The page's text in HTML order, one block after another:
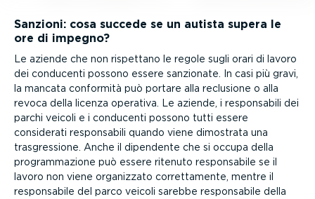
Sanzioni: cosa succede se un autista supera le
ore di impegno?
Le aziende che non rispettano le regole sugli orari di lavoro
dei conducenti possono essere sanzionate. In casi più gravi,
la mancata conformità può portare alla reclusione o alla
revoca della licenza operativa. Le aziende, i respon­sabili dei
parchi veicoli e i conducenti possono tutti essere
considerati respon­sabili quando viene dimostrata una
trasgres­sione. Anche il dipendente che si occupa della
program­ma­zione può essere ritenuto respon­sabile se il
lavoro non viene organizzato corret­ta­mente, mentre il
respon­sabile del parco veicoli sarebbe respon­sabile della